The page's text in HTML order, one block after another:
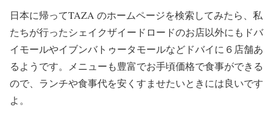
日本に帰ってTAZA のホームページを検索してみたら、私
たちが行ったシェイクザイードロードのお店以外にもドバ
イモールやイブンバトゥータモールなどドバイに６店舗あ
るようです。メニューも豊富でお手頃価格で食事ができる
ので、ランチや食事代を安くすませたいときには良いです
よ。